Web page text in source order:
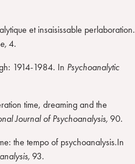
et insaisissable perlaboration.
4.
1914-1984. In Psychoanalytic
time, dreaming and the
Journal of Psychoanalysis, 90.
the tempo of psychoanalysis.In
93.